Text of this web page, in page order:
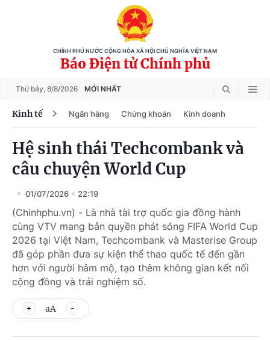
CHÍNH PHỦ NƯỚC CỘNG HÒA XÃ HỘI CHỦ NGHĨA VIỆT NAM
Báo Điện tử Chính phủ
Thứ bảy, 8/8/2026 MỚI NHẤT
Kinh tế Ngân hàng Chứng khoán Kinh doanh
Hệ sinh thái Techcombank và
câu chuyện World Cup
01/07/2026 22:19
(Chinhphu.vn) - Là nhà tài trợ quốc gia đồng hành
cùng VTV mang bản quyền phát sóng FIFA World Cup
2026 tại Việt Nam, Techcombank và Masterise Group
đã góp phần đưa sự kiện thể thao quốc tế đến gần
hơn với người hâm mộ, tạo thêm không gian kết nối
cộng đồng và trải nghiệm số.
aA